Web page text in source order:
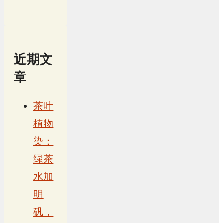
近期文
章
茶叶
植物
染：
绿茶
水加
明
矾，